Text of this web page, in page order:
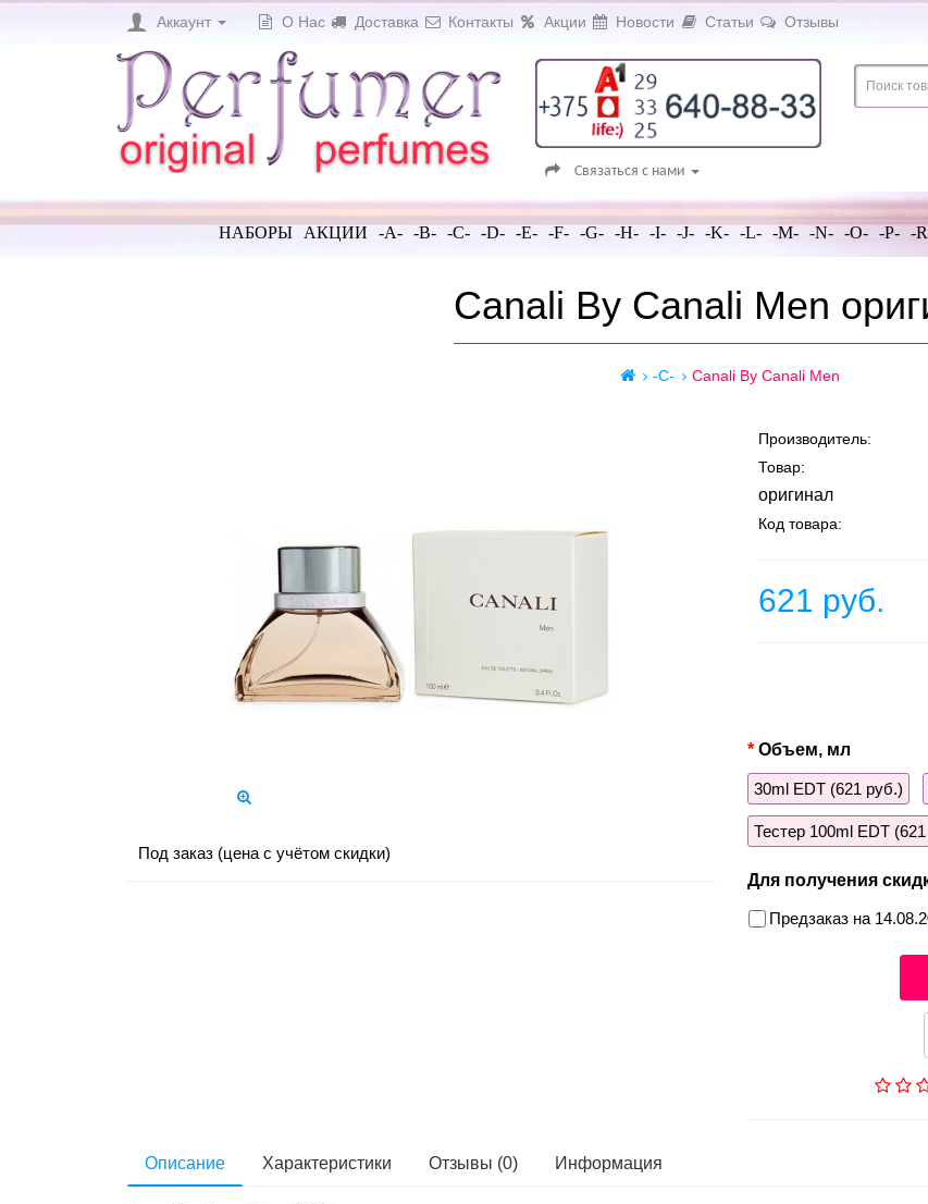
Аккаунт О Нас Доставка Контакты Акции Новости Статьи Отзывы
Связаться с нами
НАБОРЫ АКЦИИ -A- -B- -C- -D- -E- -F- -G- -H- -I- -J- -K- -L- -M- -N- -O- -P- -
Canali By Canali Men
-C- Canali By Canali Men
Под заказ (цена с учётом скидки)
Производитель:
Товар:
оригинал
Код товара:
621 руб.
Объем, мл
30ml EDТ (621 руб.)
Тестер 100ml EDT
Для получения
Предзаказ на
Описание Характеристики Отзывы (0) Информация